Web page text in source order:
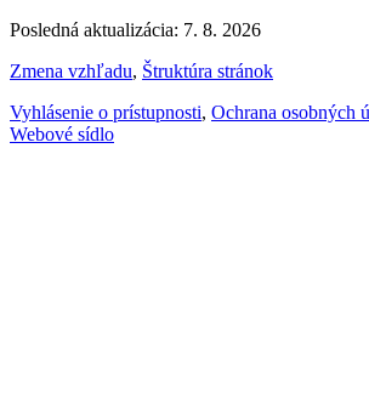
Posledná aktualizácia: 7. 8. 2026
Zmena vzhľadu, Štruktúra stránok
Vyhlásenie o prístupnosti, Ochrana osobných
Webové sídlo